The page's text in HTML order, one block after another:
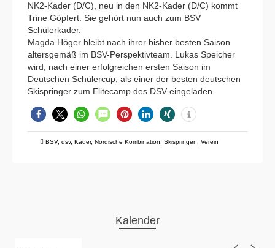
NK2-Kader (D/C), neu in den NK2-Kader (D/C) kommt
Trine Göpfert. Sie gehört nun auch zum BSV
Schülerkader.
Magda Höger bleibt nach ihrer bisher besten Saison
altersgemäß im BSV-Perspektivteam. Lukas Speicher
wird, nach einer erfolgreichen ersten Saison im
Deutschen Schülercup, als einer der besten deutschen
Skispringer zum Elitecamp des DSV eingeladen.
BSV, dsv, Kader, Nordische Kombination Skispringen Verein
Kalender